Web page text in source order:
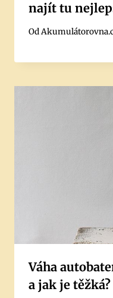
najít tu
Od
Váha
a jak je těžká?